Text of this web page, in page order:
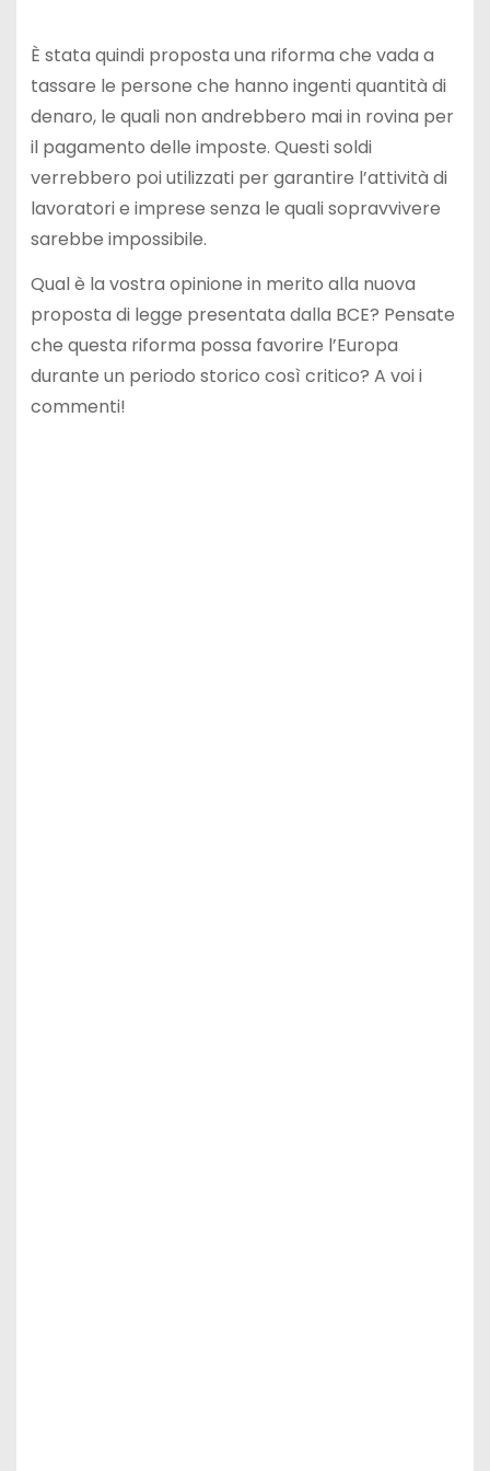
È stata quindi proposta una riforma che vada a
tassare le persone che hanno ingenti quantità di
denaro, le quali non andrebbero mai in rovina per
il pagamento delle imposte. Questi soldi
verrebbero poi utilizzati per garantire l’attività di
lavoratori e imprese senza le quali sopravvivere
sarebbe impossibile.
Qual è la vostra opinione in merito alla nuova
proposta di legge presentata dalla BCE? Pensate
che questa riforma possa favorire l’Europa
durante un periodo storico così critico? A voi i
commenti!